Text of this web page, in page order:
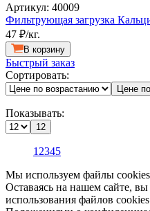
Артикул: 40009
Фильтрующая загрузка
47 ₽/кг.
В корзину
Быстрый заказ
Сортировать:
Цене
Показывать:
12
12345
Мы используем файлы
Оставаясь на нашем сайте, вы
использования файлов